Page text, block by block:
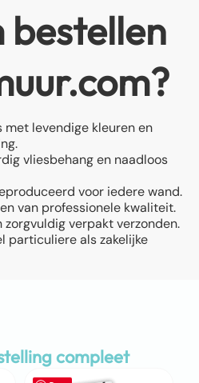
bestellen
levendige kleuren en
vliesbehang en naadloos
voor iedere wand.
van professionele kwaliteit.
verpakt verzonden.
particuliere als zakelijke
compleet